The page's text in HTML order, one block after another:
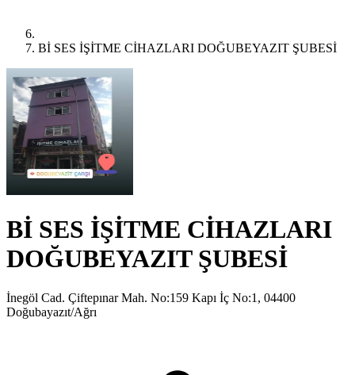
Bİ SES İŞİTME CİHAZLARI DOĞUBEYAZIT ŞUBESİ
Bİ SES İŞİTME CİHAZLARI
DOĞUBEYAZIT ŞUBESİ
İnegöl Cad. Çiftepınar Mah. No:159 Kapı İç No:1, 04400
Doğubayazıt/Ağrı